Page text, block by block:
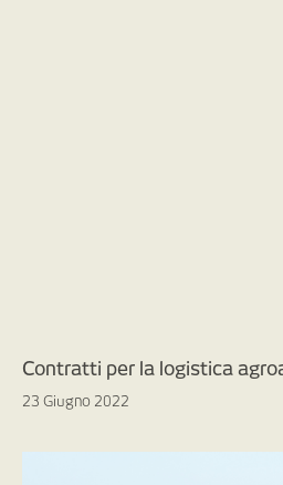
Contratti per la logistica
23 Giugno 2022